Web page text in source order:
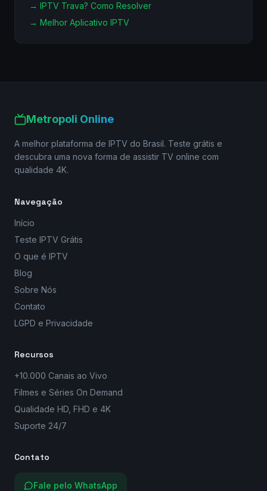
→ IPTV Trava? Como Resolver
→ Melhor Aplicativo IPTV
Metropoli Online
A melhor plataforma de IPTV do Brasil. Teste grátis e
descubra uma nova forma de assistir TV online com
qualidade 4K.
Navegação
Início
Teste IPTV Grátis
O que é IPTV
Blog
Sobre Nós
Contato
LGPD e Privacidade
Recursos
+10.000 Canais ao Vivo
Filmes e Séries On Demand
Qualidade HD, FHD e 4K
Suporte 24/7
Contato
Fale pelo WhatsApp